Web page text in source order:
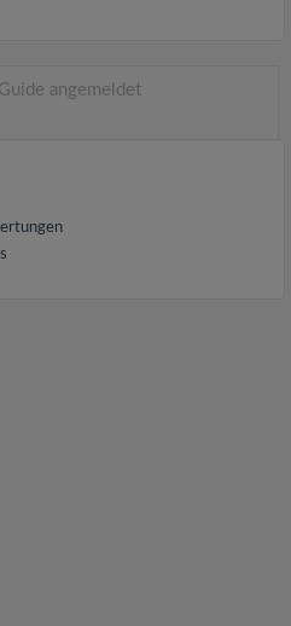
angemeldet